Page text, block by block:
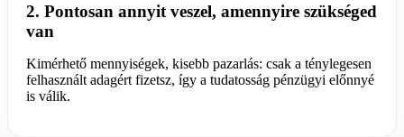
2. Pontosan annyit veszel, amennyire szükséged
van
Kimérhető mennyiségek, kisebb pazarlás: csak a ténylegesen
felhasznált adagért fizetsz, így a tudatosság pénzügyi előnnyé
is válik.